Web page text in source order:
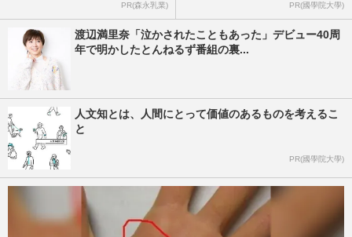
PR(森永乳業) PR(國學院大學)
渡辺満里奈「泣かされたこともあった」デビュー40周
年で明かしたとんねるず番組の裏...
人文知とは、人間にとって価値のあるものを考えるこ
と
PR(國學院大學)